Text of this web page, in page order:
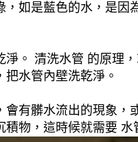
如是藍色的水，是
。 清洗水管 的原理
水管內壁洗乾淨。
有髒水流出的現象
物，這時候就需要 水